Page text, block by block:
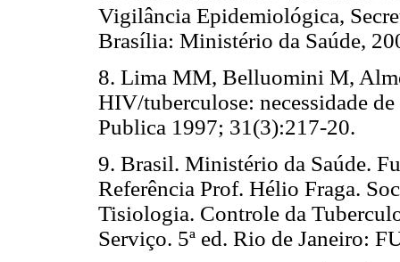
Vigilância Epidemiológica,
Brasília: Ministério da Saúde,
8. Lima MM, Belluomini M,
HIV/tuberculose: necessidade
Publica 1997; 31(3):217-20.
9. Brasil. Ministério da Saúde.
Referência Prof. Hélio Fraga.
Tisiologia. Controle da
Serviço. 5ª ed. Rio de Janeiro: